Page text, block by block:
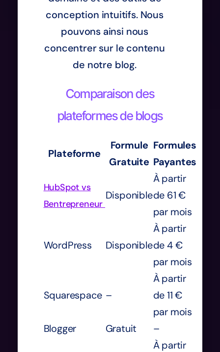
conception intuitifs. Nous
pouvons ainsi nous
concentrer sur le contenu
de notre blog.
Comparaison des
plateformes de blogs
Plateforme
Formule
Gratuite
Formules
Payantes
HubSpot vs
Bentrepreneur
Disponible
À partir
de 61 €
par mois
WordPress Disponible
À partir
de 4 €
par mois
Squarespace –
À partir
de 11 €
par mois
Blogger
Gratuit –
À partir